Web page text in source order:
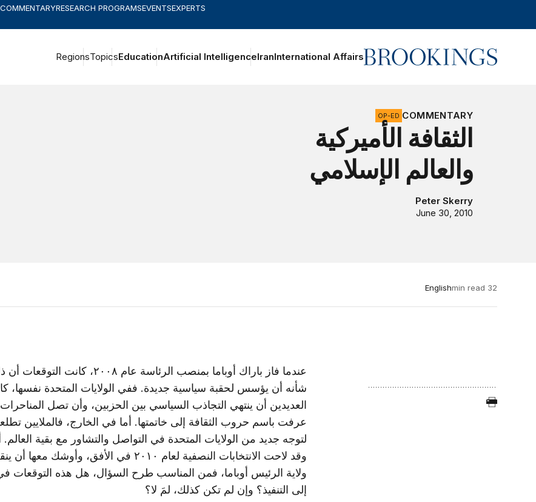
EXPERTS
EVENTS
RESEARCH PROGRAMS
Home
International Affairs
Iran
Artificial Intelligence
Education
Topics
Regions
COMMENTARY
OP-ED
الثقافة الأميركية
والعالم الإسلامي
Peter Skerry
June 30, 2010
32 min read
English
عندما فاز باراك أوباما بمنصب الرئاسة عام ٢٠٠٨، كانت
شأنه أن يؤسس لحقبة سياسية جديدة. ففي الولايات المتحدة نفسها،
العديدين أن ينتهي التجاذب السياسي بين الحزبين، وأن تصل
عرفت باسم حروب الثقافة إلى خاتمتها. أما في الخارج، فالملايين
لتوجه جديد من الولايات المتحدة في التواصل والتشاور مع بقية العالم.
وقد لاحت الانتخابات النصفية لعام ٢٠١٠ في الأفق،
ولاية الرئيس أوباما، فمن المناسب طرح السؤال، هل هذه التوقعات
إلى التنفيذ؟ وإن لم تكن كذلك، لمَ لا؟